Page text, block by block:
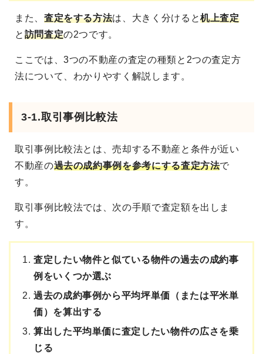
また、 査定をする方法は、大きく分けると机上査定
と 訪問査定の2つです。
ここでは、3つの不動産の査定の種類と2つの査定方
法について、わかりやすく解説します。
3-1.取引事例比較法
取引事例比較法とは、売却する不動産と条件が近い
不動産の過去の成約事例を参考にする査定方法で
す。
取引事例比較法では、次の手順で査定額を出しま
す。
査定したい物件と似ている物件の過去の成約事
例をいくつか選ぶ
過去の成約事例から平均坪単価（または平米単
価）を算出する
算出した平均単価に査定したい物件の広さを乗
じる